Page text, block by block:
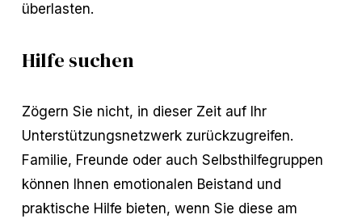
überlasten.
Hilfe suchen
Zögern Sie nicht, in dieser Zeit auf Ihr
Unterstützungsnetzwerk zurückzugreifen.
Familie, Freunde oder auch Selbsthilfegruppen
können Ihnen emotionalen Beistand und
praktische Hilfe bieten, wenn Sie diese am